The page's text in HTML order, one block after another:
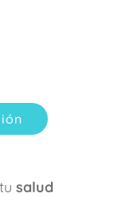
salud